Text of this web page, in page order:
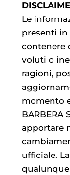
Le
presenti in
contenere
voluti o
ragioni,
momento
BARBERA
apportare
ufficiale.